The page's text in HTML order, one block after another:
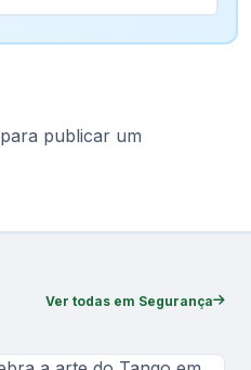
para publicar um
Ver todas em Segurança